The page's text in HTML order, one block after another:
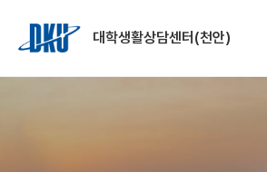
대학생활상담센터(천안)